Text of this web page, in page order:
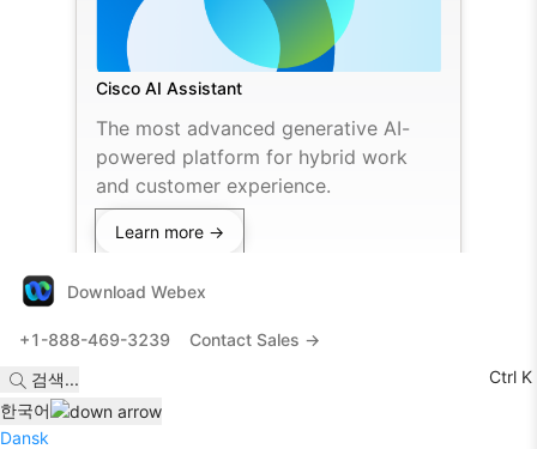
Cisco AI Assistant
The most advanced generative AI-
powered platform for hybrid work
and customer experience.
Learn more →
Download Webex
+1-888-469-3239
Contact Sales →
검색...
Ctrl K
한국어
Dansk